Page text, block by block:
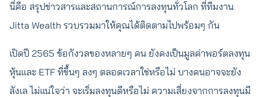
นี่คือ สรุปข่าวสารและสถานการณ์การลงทุนทั่วโลก ที่ทีมงาน
Jitta Wealth รวบรวมมาให้คุณได้ติดตามไปพร้อมๆ กัน
เปิดปี 2565 ข้อกังวลของหลายๆ คน ยังคงเป็นมูลค่าพอร์ตลงทุน
หุ้นและ ETF ที่ขึ้นๆ ลงๆ ตลอดเวลาใช่หรือไม่ บางคนอาจจะยัง
ลังเล ไม่แน่ใจว่า จะเริ่มลงทุนดีหรือไม่ ความเสี่ยงจากการลงทุนมี